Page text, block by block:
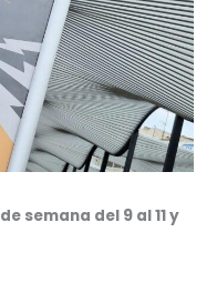
semana del 9 al 11 y